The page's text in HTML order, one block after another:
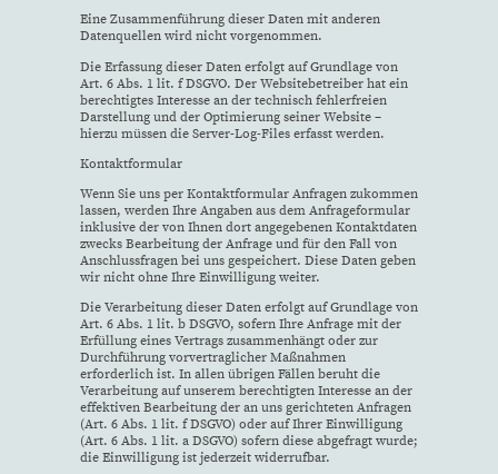
Eine Zusammenführung dieser Daten mit anderen
Datenquellen wird nicht vorgenommen.
Die Erfassung dieser Daten erfolgt auf Grundlage von
Art. 6 Abs. 1 lit. f DSGVO. Der Websitebetreiber hat ein
berechtigtes Interesse an der technisch fehlerfreien
Darstellung und der Optimierung seiner Website –
hierzu müssen die Server-Log-Files erfasst werden.
Kontaktformular
Wenn Sie uns per Kontaktformular Anfragen zukommen
lassen, werden Ihre Angaben aus dem Anfrageformular
inklusive der von Ihnen dort angegebenen Kontaktdaten
zwecks Bearbeitung der Anfrage und für den Fall von
Anschlussfragen bei uns gespeichert. Diese Daten geben
wir nicht ohne Ihre Einwilligung weiter.
Die Verarbeitung dieser Daten erfolgt auf Grundlage von
Art. 6 Abs. 1 lit. b DSGVO, sofern Ihre Anfrage mit der
Erfüllung eines Vertrags zusammenhängt oder zur
Durchführung vorvertraglicher Maßnahmen
erforderlich ist. In allen übrigen Fällen beruht die
Verarbeitung auf unserem berechtigten Interesse an der
effektiven Bearbeitung der an uns gerichteten Anfragen
(Art. 6 Abs. 1 lit. f DSGVO) oder auf Ihrer Einwilligung
(Art. 6 Abs. 1 lit. a DSGVO) sofern diese abgefragt wurde;
die Einwilligung ist jederzeit widerrufbar.